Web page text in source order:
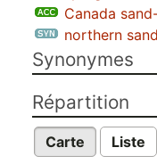
Canada
northern
Synonymes
Répartition
Carte Liste